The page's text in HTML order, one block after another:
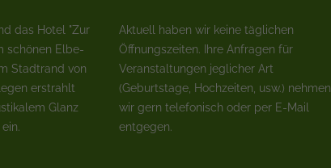
das Hotel "Zur
schönen Elbe-
Stadtrand von
erstrahlt
Glanz
Aktuell haben wir keine täglichen
Öffnungszeiten. Ihre Anfragen für
Veranstaltungen jeglicher Art
(Geburtstage, Hochzeiten, usw.) nehmen
wir gern telefonisch oder per E-Mail
entgegen.